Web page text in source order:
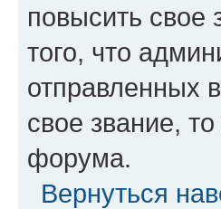
повысить
того, что
отправленных
свое звание,
форума.
Вернуться